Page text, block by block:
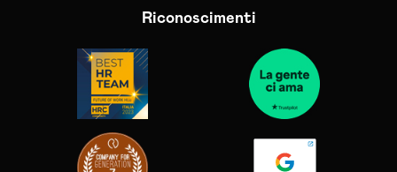
Riconoscimenti